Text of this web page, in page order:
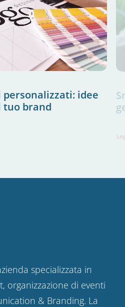
personalizzati: idee
tuo brand
specializzata in
organizzazione di eventi
& Branding. La